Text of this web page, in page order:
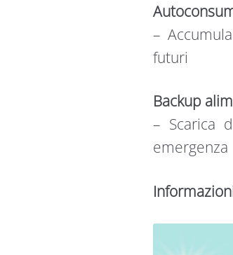
–
futuri
Backup
– Scarica
emergenza